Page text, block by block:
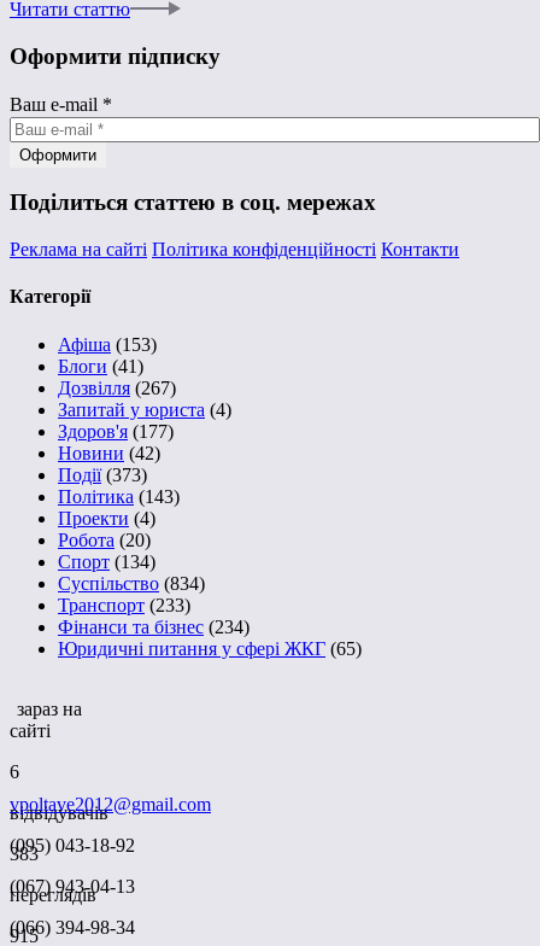
Читати статтю
Оформити підписку
Ваш e-mail *
Поділиться статтею в соц. мережах
Реклама на сайті Політика конфіденційності Контакти
Категорії
Афіша (153)
Блоги (41)
Дозвілля (267)
Запитай у юриста (4)
Здоров'я (177)
Новини (42)
Події(373)
Політика (143)
Проекти (4)
Робота (20)
Спорт (134)
Суспільство (834)
Транспорт (233)
Фінанси та бізнес (234)
Юридичні питання у сфері ЖКГ (65)
зараз на
сайті
6
відвідувачів
383
переглядів
915
vpoltave2012@gmail.com
(095) 043-18-92
(067) 943-04-13
(066) 394-98-34